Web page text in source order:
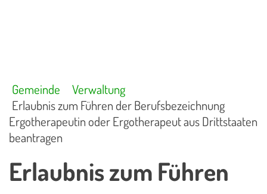
Gemeinde
Verwaltung
Erlaubnis zum Führen der Berufsbezeichnung
Ergotherapeutin oder Ergotherapeut aus Drittstaaten
beantragen
Erlaubnis zum Führen